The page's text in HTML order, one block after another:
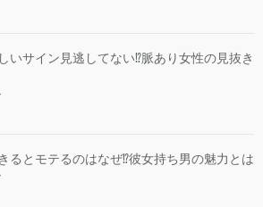
いサイン見逃してない⁉︎脈あり女性の見抜き
るとモテるのはなぜ⁉︎彼女持ち男の魅力とは